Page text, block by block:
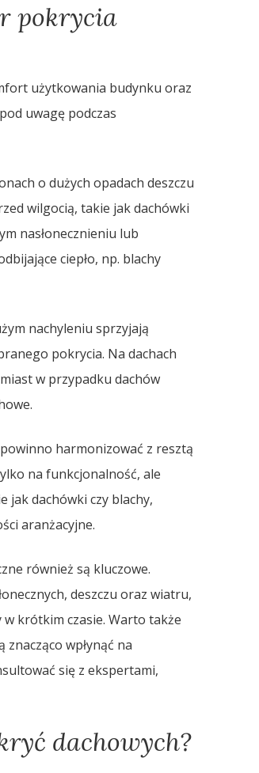
pokrycia
użytkowania budynku oraz
uwagę podczas
o dużych opadach deszczu
wilgocią, takie jak dachówki
nasłonecznieniu lub
ciepło, np. blachy
nachyleniu sprzyjają
pokrycia. Na dachach
w przypadku dachów
harmonizować z resztą
na funkcjonalność, ale
jak dachówki czy blachy,
aranżacyjne.
również są kluczowe.
deszczu oraz wiatru,
krótkim czasie. Warto także
wpłynąć na
się z ekspertami,
dachowych?